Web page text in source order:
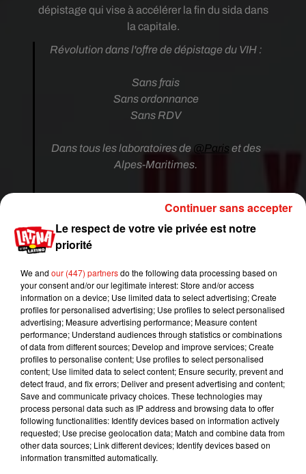
dépistage qui vise à accélérer la fin du sida dans
la capitale.
Révolution dans l'offre de dépistage du VIH :
Sans frais
Sans ordonnance
Sans RDV
Dans tous les laboratoires de @Paris et des
Alpes-Maritimes.
Plus d'infos :
https://t.co/hZik8LDTWW
pic.twitter.com/IunpGObJ63
— #PARISSANSSIDA (@parissanssida)1 juillet
2019
Selon la mairie de Paris, il faudrait que 9
personnes contaminées sur 10 soient dépistées
et soignées dans la capitale pour que « lesidane
soit ne se démultiplie plus ». La Ville s'est même
fixé un objectif de vaincre le VIH à l'horizon
2030. En 2017, 2.500 personnes ont découvert
leur séropositivité en Île-de-France et 1.000 à
Paris.
Le respect de votre vie privée est notre
priorité
We and our (447) partnersdo the following data processing based on
your consent and/or our legitimate interest: Store and/or access
information on a device; Use limited data to select advertising; Create
profiles for personalised advertising; Use profiles to select personalised
advertising; Measure advertising performance; Measure content
performance; Understand audiences through statistics or combinations
of data from different sources; Develop and improve services; Create
profiles to personalise content; Use profiles to select personalised
content; Use limited data to select content; Ensure security, prevent and
detect fraud, and fix errors; Deliver and present advertising and content;
Save and communicate privacy choices. These technologies may
process personal data such as IP address and browsing data to offer
following functionalities: Identify devices based on information actively
requested; Use precise geolocation data; Match and combine data from
other data sources; Link different devices; Identify devices based on
information transmitted automatically.
Continuer sans accepter